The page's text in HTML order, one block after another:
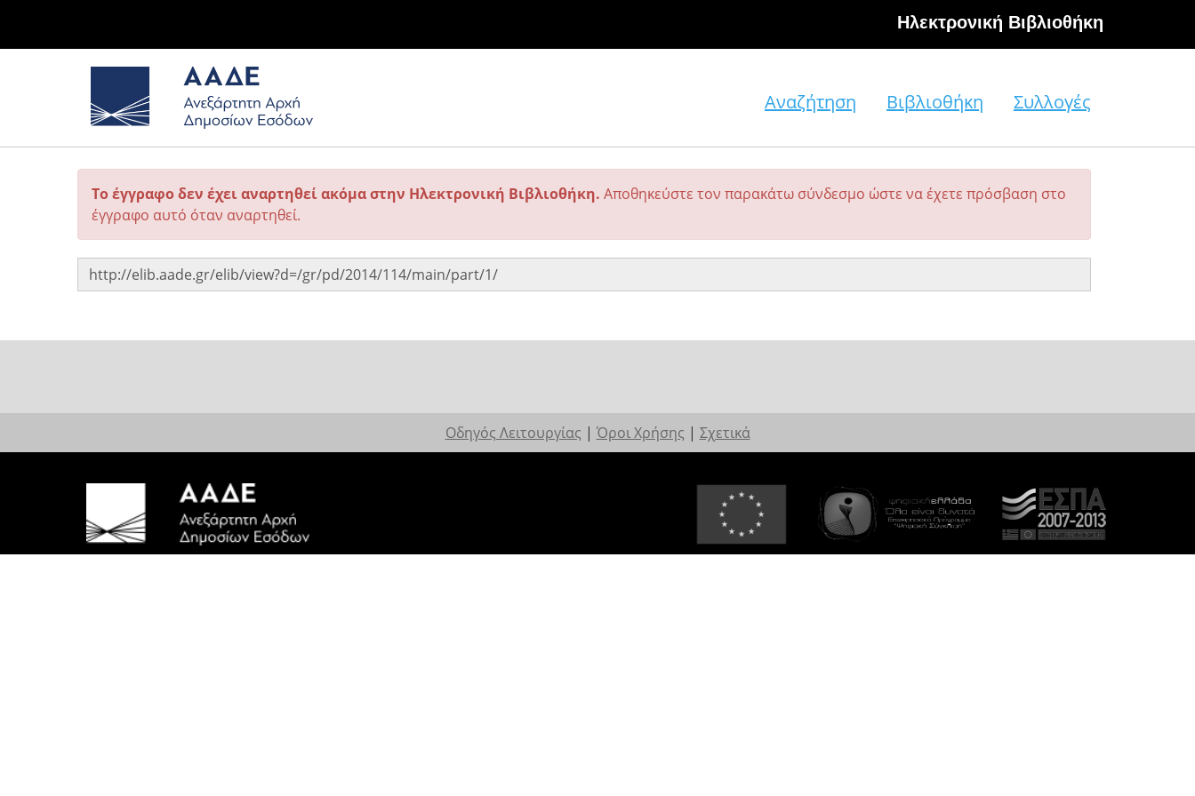
Hλεκτρονική Βιβλιοθήκη
Αναζήτηση Βιβλιοθήκη Συλλογές
Το έγγραφο δεν έχει αναρτηθεί ακόμα στην Ηλεκτρονική Βιβλιοθήκη. Αποθηκεύστε τον παρακάτω σύνδεσμο ώστε να έχετε πρόσβαση στο
έγγραφο αυτό όταν αναρτηθεί.
Οδηγός Λειτουργίας | Όροι Χρήσης | Σχετικά